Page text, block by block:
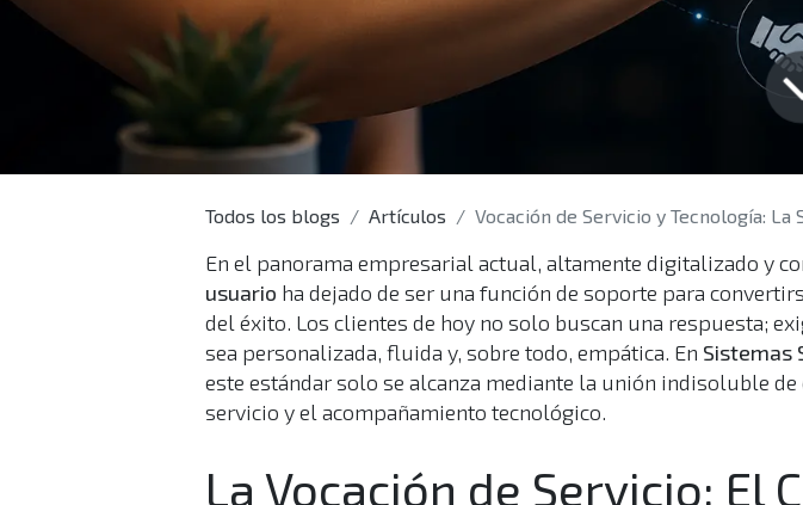
Todos los blogs Artículos Vocación de Servicio y Tecnología: La Sinergia
En el panorama empresarial actual, altamente digitalizado y
usuario ha dejado de ser una función de soporte para
del éxito. Los clientes de hoy no solo buscan una respuesta;
sea personalizada, fluida y, sobre todo, empática. En Sistemas
este estándar solo se alcanza mediante la unión indisoluble
servicio y el acompañamiento tecnológico.
La Vocación de Servicio: El